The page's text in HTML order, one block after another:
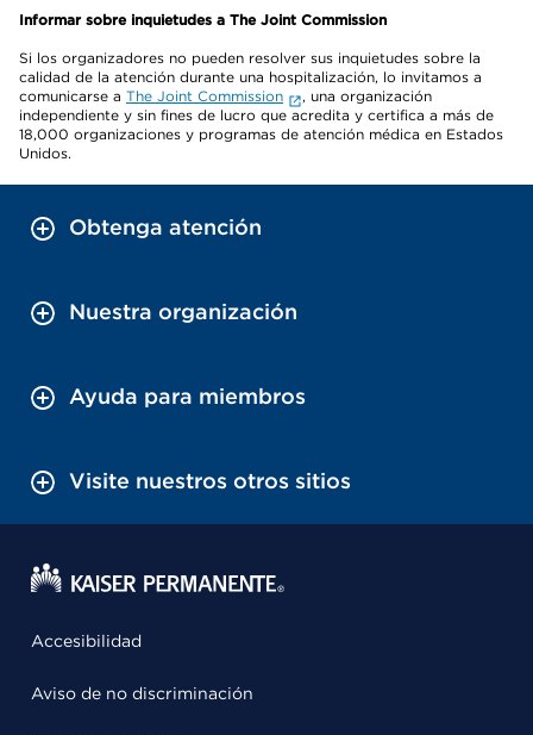
Informar sobre inquietudes a The Joint Commission
Si los organizadores no pueden resolver sus inquietudes sobre la
calidad de la atención durante una hospitalización, lo invitamos a
comunicarse a The Joint Commission
, una organización
independiente y sin fines de lucro que acredita y certifica a más de
18,000 organizaciones y programas de atención médica en Estados
Unidos.
Obtenga atención
Nuestra organización
Ayuda para miembros
Visite nuestros otros sitios
Accesibilidad
Aviso de no discriminación